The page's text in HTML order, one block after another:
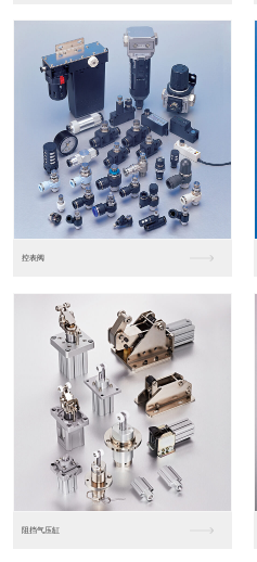
东莞松下PLC
松下人机界面DP10...